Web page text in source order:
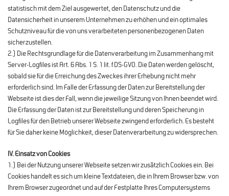
statistisch mit dem Ziel ausgewertet, den Datenschutz und die
Datensicherheit in unserem Unternehmen zu erhöhen und ein optimales
Schutzniveau für die von uns verarbeiteten personenbezogenen Daten
sicherzustellen.
2.) Die Rechtsgrundlage für die Datenverarbeitung im Zusammenhang mit
Server-Logfiles ist Art. 6 Abs. 1 S. 1 lit. f DS-GVO. Die Daten werden gelöscht,
sobald sie für die Erreichung des Zweckes ihrer Erhebung nicht mehr
erforderlich sind. Im Falle der Erfassung der Daten zur Bereitstellung der
Webseite ist dies der Fall, wenn die jeweilige Sitzung von Ihnen beendet wird.
Die Erfassung der Daten ist zur Bereitstellung und deren Speicherung in
Logfiles für den Betrieb unserer Webseite zwingend erforderlich. Es besteht
für Sie daher keine Möglichkeit, dieser Datenverarbeitung zu widersprechen.
IV. Einsatz von Cookies
1.) Bei der Nutzung unserer Webseite setzen wir zusätzlich Cookies ein. Bei
Cookies handelt es sich um kleine Textdateien, die in Ihrem Browser bzw. von
Ihrem Browser zugeordnet und auf der Festplatte Ihres Computersystems